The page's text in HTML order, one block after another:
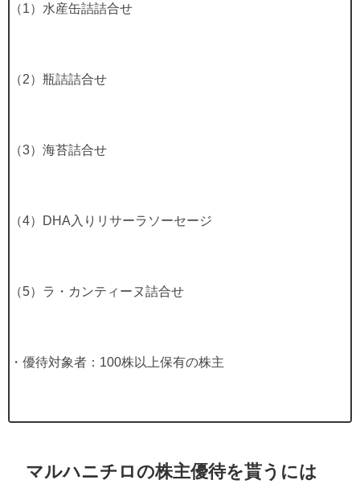
（1 ）水産缶詰詰合せ
（2）瓶詰詰合せ
（3）海苔詰合せ
（4） DHA 入りリサーラソーセージ
（5）ラ・カンティーヌ詰合せ
・優待対象者： 100株以上保有の株主
マルハニチロの株主優待を貰うには